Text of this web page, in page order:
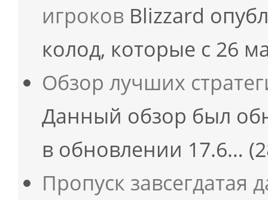
игроков Blizzard
колод, которые с 26
Обзор лучших
Данный обзор был
в обновлении 17.6…
Пропуск завсегдатая